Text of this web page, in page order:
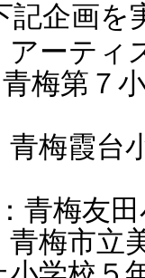
記企画を
ーティ
梅第７
青梅霞台
青梅友
梅市立